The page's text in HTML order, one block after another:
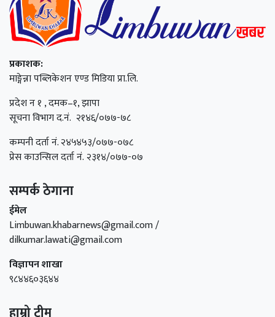
प्रकाशक:
माङ्गेन्ना पब्लिकेशन एण्ड मिडिया प्रा.लि.
प्रदेश न १ , दमक–१, झापा
सूचना विभाग द.नं. २१४६/०७७-७८
कम्पनी दर्ता नं. २४५४५३/०७७-०७८
प्रेस काउन्सिल दर्ता नं. २३१४/०७७-०७
सम्पर्क ठेगाना
ईमेल
Limbuwan.khabarnews@gmail.com /
dilkumar.lawati@gmail.com
विज्ञापन शाखा
९८४४६०३६४४